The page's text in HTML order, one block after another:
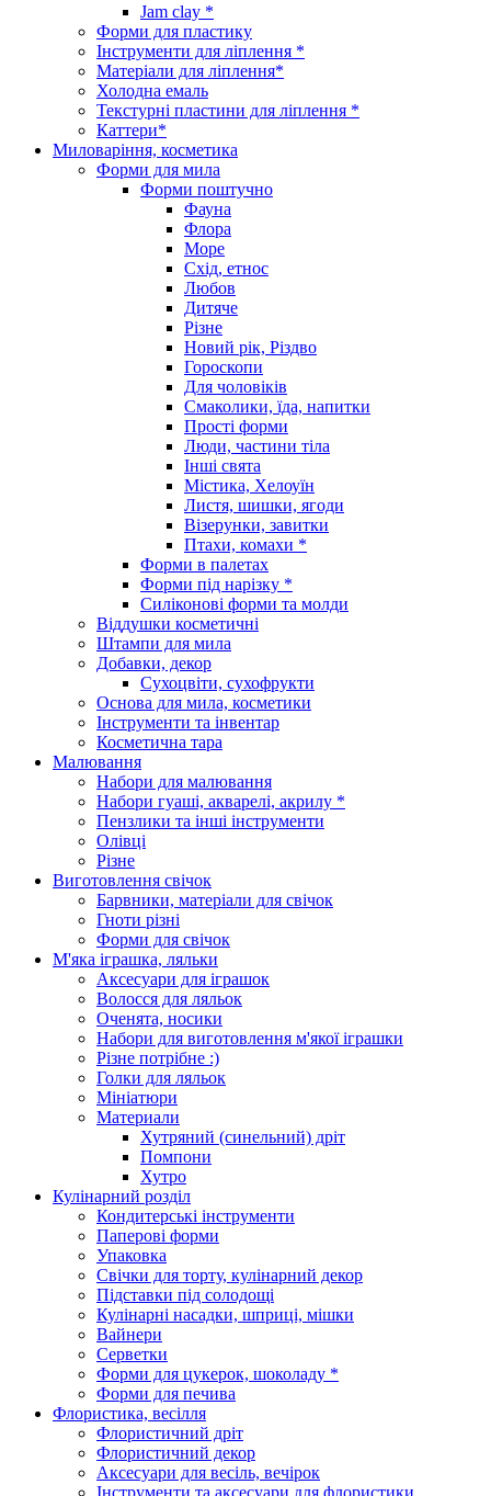
Jam clay *
Форми для пластику
Інструменти для ліплення *
Матеріали для ліплення*
Холодна емаль
Текстурні пластини для ліплення *
Каттери*
Миловаріння, косметика
Форми для мила
Форми поштучно
Фауна
Флора
Море
Схід, етнос
Любов
Дитяче
Різне
Новий рік, Різдво
Гороскопи
Для чоловіків
Смаколики, їда, напитки
Прості форми
Люди, частини тіла
Інші свята
Містика, Хелоуїн
Листя, шишки, ягоди
Візерунки, завитки
Птахи, комахи *
Форми в палетах
Форми під нарізку *
Силіконові форми та молди
Віддушки косметичні
Штампи для мила
Добавки, декор
Сухоцвіти, сухофрукти
Основа для мила, косметики
Інструменти та інвентар
Косметична тара
Малювання
Набори для малювання
Набори гуаші, акварелі, акрилу *
Пензлики та інші інструменти
Олівці
Різне
Виготовлення свічок
Барвники, матеріали для свічок
Гноти різні
Форми для свічок
М'яка іграшка, ляльки
Аксесуари для іграшок
Волосся для ляльок
Оченята, носики
Набори для виготовлення м'якої іграшки
Різне потрібне :)
Голки для ляльок
Мініатюри
Материали
Хутряний (синельний) дріт
Помпони
Хутро
Кулінарний розділ
Кондитерські інструменти
Паперові форми
Упаковка
Свічки для торту, кулінарний декор
Підставки під солодощі
Кулінарні насадки, шприці, мішки
Вайнери
Серветки
Форми для цукерок, шоколаду *
Форми для печива
Флористика, весілля
Флористичний дріт
Флористичний декор
Аксесуари для весіль, вечірок
Інструменти та аксесуари для флористики